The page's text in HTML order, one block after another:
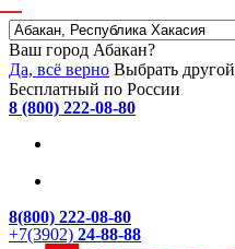
Ваш город Абакан?
Да, всё верно Выбрать другой
Бесплатный по России
8 (800) 222-08-80
8(800) 222-08-80
+7(3902) 24-88-88